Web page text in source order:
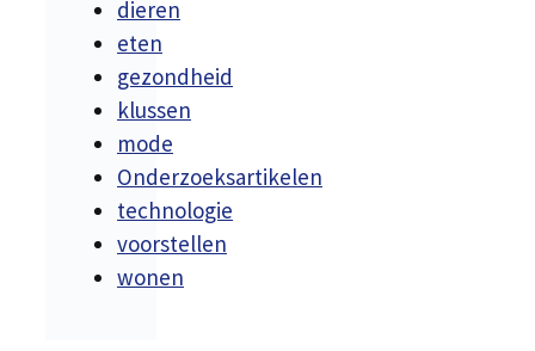
dieren
eten
gezondheid
klussen
mode
Onderzoeksartikelen
technologie
voorstellen
wonen